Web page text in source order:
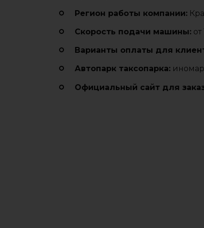
Регион работы компании:
Cкорость подачи машины:
Варианты оплаты для
Автопарк таксопарка:
Официальный сайт для